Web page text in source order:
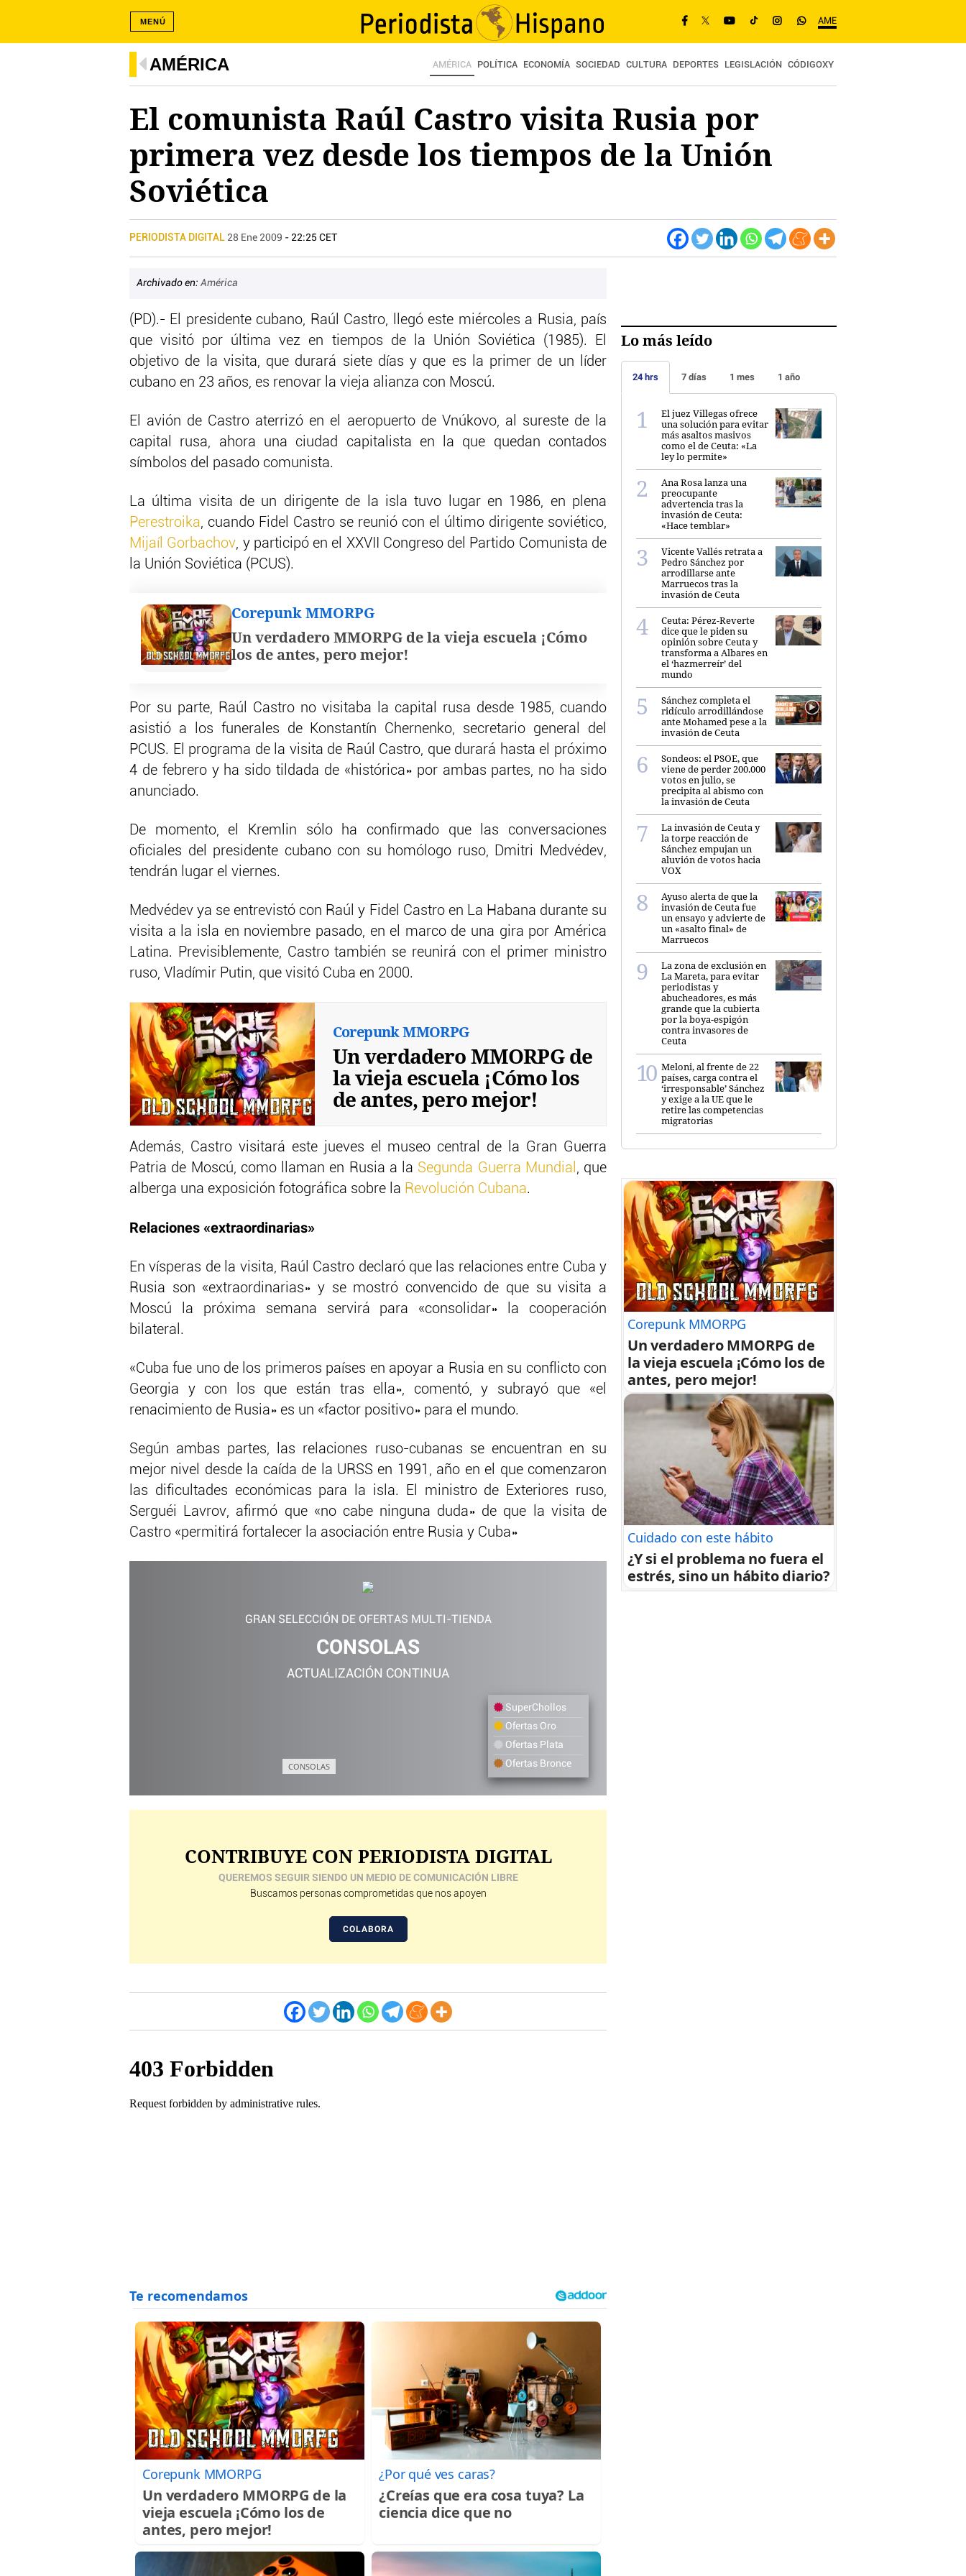
AME
MENÚ
AMÉRICA AMÉRICA POLÍTICA ECONOMÍA SOCIEDAD CULTURA DEPORTES LEGISLACIÓN CÓDIGOXY
El comunista Raúl Castro visita Rusia por
primera vez desde los tiempos de la Unión
Soviética
PERIODISTA DIGITAL 28 Ene 2009 - 22:25 CET
Archivado en: América
(PD).- El presidente cubano, Raúl Castro, llegó este miércoles a Rusia, país
que visitó por última vez en tiempos de la Unión Soviética (1985). El
objetivo de la visita, que durará siete días y que es la primer de un líder
cubano en 23 años, es renovar la vieja alianza con Moscú.
El avión de Castro aterrizó en el aeropuerto de Vnúkovo, al sureste de la
capital rusa, ahora una ciudad capitalista en la que quedan contados
símbolos del pasado comunista.
La última visita de un dirigente de la isla tuvo lugar en 1986, en plena
Perestroika, cuando Fidel Castro se reunió con el último dirigente soviético,
Mijaíl Gorbachov, y participó en el XXVII Congreso del Partido Comunista de
la Unión Soviética (PCUS).
Corepunk MMORPG
Un verdadero MMORPG de la vieja escuela ¡Cómo
los de antes, pero mejor!
Por su parte, Raúl Castro no visitaba la capital rusa desde 1985, cuando
asistió a los funerales de Konstantín Chernenko, secretario general del
PCUS. El programa de la visita de Raúl Castro, que durará hasta el próximo
4 de febrero y ha sido tildada de «histórica» por ambas partes, no ha sido
anunciado.
De momento, el Kremlin sólo ha confirmado que las conversaciones
oficiales del presidente cubano con su homólogo ruso, Dmitri Medvédev,
tendrán lugar el viernes.
Medvédev ya se entrevistó con Raúl y Fidel Castro en La Habana durante su
visita a la isla en noviembre pasado, en el marco de una gira por América
Latina. Previsiblemente, Castro también se reunirá con el primer ministro
ruso, Vladímir Putin, que visitó Cuba en 2000.
Corepunk MMORPG
Un verdadero MMORPG de
la vieja escuela ¡Cómo los
de antes, pero mejor!
Además, Castro visitará este jueves el museo central de la Gran Guerra
Patria de Moscú, como llaman en Rusia a la Segunda Guerra Mundial , que
alberga una exposición fotográfica sobre la Revolución Cubana.
Relaciones «extraordinarias»
En vísperas de la visita, Raúl Castro declaró que las relaciones entre Cuba y
Rusia son «extraordinarias» y se mostró convencido de que su visita a
Moscú la próxima semana servirá para «consolidar» la cooperación
bilateral.
«Cuba fue uno de los primeros países en apoyar a Rusia en su conflicto con
Georgia y con los que están tras ella», comentó, y subrayó que «el
renacimiento de Rusia» es un «factor positivo» para el mundo.
Según ambas partes, las relaciones ruso-cubanas se encuentran en su
mejor nivel desde la caída de la URSS en 1991, año en el que comenzaron
las dificultades económicas para la isla. El ministro de Exteriores ruso,
Serguéi Lavrov, afirmó que «no cabe ninguna duda» de que la visita de
Castro «permitirá fortalecer la asociación entre Rusia y Cuba»
GRAN SELECCIÓN DE OFERTAS MULTI-TIENDA
CONSOLAS
ACTUALIZACIÓN CONTINUA
CONSOLAS
SuperChollos
Ofertas Oro
Ofertas Plata
Ofertas Bronce
CONTRIBUYE CON PERIODISTA DIGITAL
QUEREMOS SEGUIR SIENDO UN MEDIO DE COMUNICACIÓN LIBRE
Buscamos personas comprometidas que nos apoyen
COLABORA
Corepunk MMORPG
Un verdadero MMORPG de la
vieja escuela ¡Cómo los de
antes, pero mejor!
¿Por qué ves caras?
¿Creías que era cosa tuya? La
ciencia dice que no
Lo más leído
24 hrs 7 días 1 mes 1 año
El juez Villegas ofrece
una solución para evitar
más asaltos masivos
como el de Ceuta: «La
ley lo permite»
Ana Rosa lanza una
preocupante
advertencia tras la
invasión de Ceuta:
«Hace temblar»
Vicente Vallés retrata a
Pedro Sánchez por
arrodillarse ante
Marruecos tras la
invasión de Ceuta
Ceuta: Pérez-Reverte
dice que le piden su
opinión sobre Ceuta y
transforma a Albares en
el ‘hazmerreír’ del
mundo
Sánchez completa el
ridículo arrodillándose
ante Mohamed pese a la
invasión de Ceuta
Sondeos: el PSOE, que
viene de perder 200.000
votos en julio, se
precipita al abismo con
la invasión de Ceuta
La invasión de Ceuta y
la torpe reacción de
Sánchez empujan un
aluvión de votos hacia
VOX
Ayuso alerta de que la
invasión de Ceuta fue
un ensayo y advierte de
un «asalto final» de
Marruecos
La zona de exclusión en
La Mareta, para evitar
periodistas y
abucheadores, es más
grande que la cubierta
por la boya-espigón
contra invasores de
Ceuta
Meloni, al frente de 22
países, carga contra el
‘irresponsable’ Sánchez
y exige a la UE que le
retire las competencias
migratorias
Corepunk MMORPG
Un verdadero MMORPG de
la vieja escuela ¡Cómo los de
antes, pero mejor!
Cuidado con este hábito
¿Y si el problema no fuera el
estrés, sino un hábito diario?